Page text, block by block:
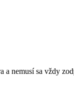
a nemusí sa vždy